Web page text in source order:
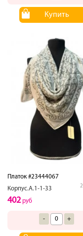
Купить
Платок #23444067
Корпус.А.1-1-33
402руб
- +